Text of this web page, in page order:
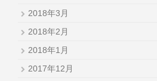
2018年3月
2018年2月
2018年1月
2017年12月